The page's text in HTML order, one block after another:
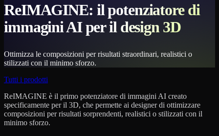
ReIMAGINE: il potenziatore di
immagini AI per il design 3D
Ottimizza le composizioni per risultati straordinari, realistici o
stilizzati con il minimo sforzo.
Tutti i prodotti
ReIMAGINE è il primo potenziatore di immagini AI creato
specificamente per il 3D, che permette ai designer di ottimizzare
composizioni per risultati sorprendenti, realistici o stilizzati con il
minimo sforzo.